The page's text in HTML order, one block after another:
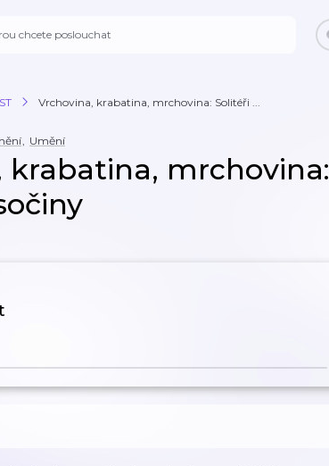
Vrchovina, krabatina, mrchovina: Solitéři ...
, Umění
krabatina, mrchovina: